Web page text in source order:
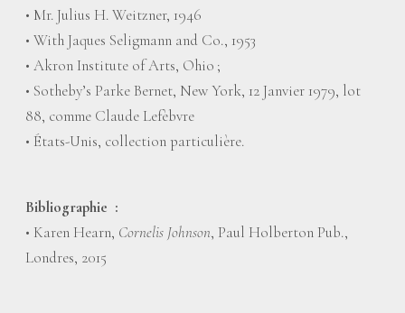
• Mr. Julius H. Weitzner, 1946
• With Jaques Seligmann and Co., 1953
• Akron Institute of Arts, Ohio ;
• Sotheby’s Parke Bernet, New York, 12 Janvier 1979, lot
88, comme Claude Lefèbvre
• États-Unis, collection particulière.
Bibliographie :
• Karen Hearn, Cornelis Johnson, Paul Holberton Pub.,
Londres, 2015